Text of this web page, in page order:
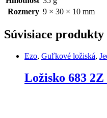
Rozmery 9 × 30 × 10 mm
Súvisiace produkty
Ezo, Guľkové ložiská,
Ložisko 683 2Z